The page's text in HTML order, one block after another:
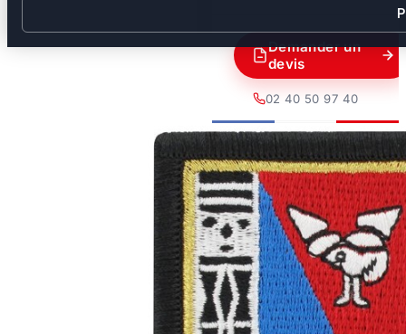
Demander un
devis
02 40 50 97 40